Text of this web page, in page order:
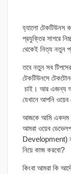
হ্যালো টেকটিউনস
প্রযুক্তির সাগরে
থেকেই নিত্য নতুন
তবে নতুন সব
টেকটিউনসে
চাই। আর এজন্য
যেখানে আপনি
আজকে আমি একদম
আমরা ওয়েব
Development)
নিয়ে কাজ করবো?
কিংবা আমরা কি